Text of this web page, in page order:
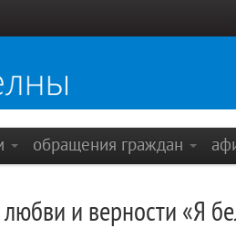
обращения граждан
и верности «Я